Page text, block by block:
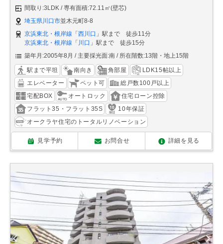
間取り:3LDK
専有面積:72.11㎡(壁芯)
埼玉県川口市並木元町8-8
京浜東北・根岸線 「 西川口 」駅まで 徒歩11分
京浜東北・根岸線 「 川口 」駅まで 徒歩15分
築年月:2005年8月
主要採光面:南 所在階数:13階・地上15階
駅まで平坦 南向き 角部屋
LDK15帖以上
エレベーター
ペット可
総戸数100戸以上
宅配BOX
オートロック
住宅ローン控除
フラット35・フラット35S
10年保証
オークラヤ住宅のトータルリノベーション
見学予約 お問合せ 詳細を見る